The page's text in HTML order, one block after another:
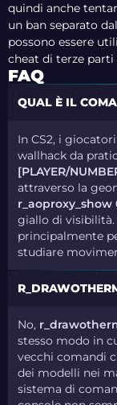
quindi anche
un ban separato
possono essere
cheat di terze
FAQ
QUAL È IL
In CS2, i
wallhack da
[PLAYER/
attraverso la
r_aoproxy_show
giallo di
principalmente
studiare
No,
stesso modo in
vecchi comandi
dei modelli nei
sistema di